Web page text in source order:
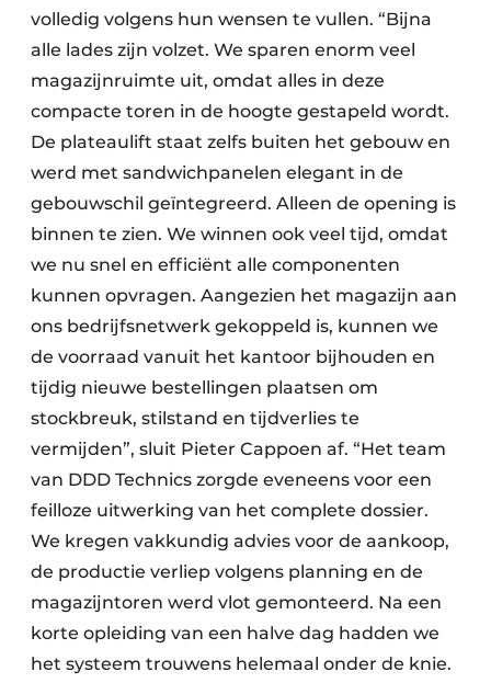
volledig volgens hun wensen te vullen. “Bijna
alle lades zijn volzet. We sparen enorm veel
magazijnruimte uit, omdat alles in deze
compacte toren in de hoogte gestapeld wordt.
De plateaulift staat zelfs buiten het gebouw en
werd met sandwichpanelen elegant in de
gebouwschil geïntegreerd. Alleen de opening is
binnen te zien. We winnen ook veel tijd, omdat
we nu snel en efficiënt alle componenten
kunnen opvragen. Aangezien het magazijn aan
ons bedrijfsnetwerk gekoppeld is, kunnen we
de voorraad vanuit het kantoor bijhouden en
tijdig nieuwe bestellingen plaatsen om
stockbreuk, stilstand en tijdverlies te
vermijden”, sluit Pieter Cappoen af. “Het team
van DDD Technics zorgde eveneens voor een
feilloze uitwerking van het complete dossier.
We kregen vakkundig advies voor de aankoop,
de productie verliep volgens planning en de
magazijntoren werd vlot gemonteerd. Na een
korte opleiding van een halve dag hadden we
het systeem trouwens helemaal onder de knie.